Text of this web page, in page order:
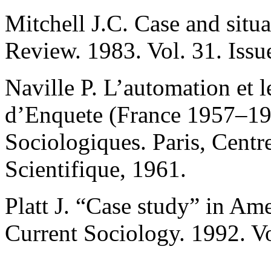
Mitchell J.C. Case and
Review. 1983. Vol. 31.
Naville P. L’automation et
d’Enquete (France
Sociologiques. Paris,
Scientifique, 1961.
Platt J. “Case study” in
Current Sociology. 1992.